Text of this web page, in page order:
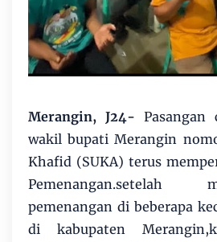
Merangin, J24-
wakil bupati Merangin
Khafid (SUKA) terus
pemenangan di beberapa
di kabupaten